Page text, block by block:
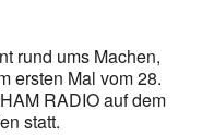
rund ums Machen,
ersten Mal vom 28.
RADIO auf dem
statt.